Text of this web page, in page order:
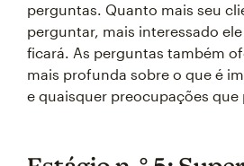
perguntas. Quanto mais seu
perguntar, mais interessado
ficará. As perguntas também
mais profunda sobre o que é
e quaisquer preocupações que